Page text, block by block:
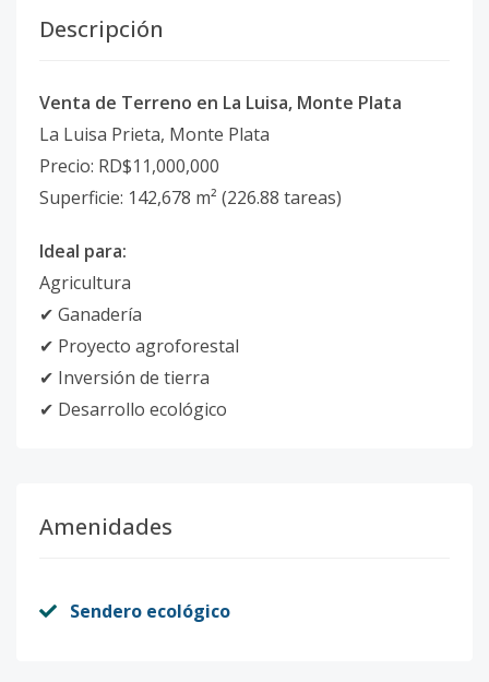
Descripción
Venta de Terreno en La Luisa, Monte Plata
La Luisa Prieta, Monte Plata
Precio: RD$11,000,000
Superficie: 142,678 m² (226.88 tareas)
Ideal para:
Agricultura
✔ Ganadería
✔ Proyecto agroforestal
✔ Inversión de tierra
✔ Desarrollo ecológico
Amenidades
Sendero ecológico